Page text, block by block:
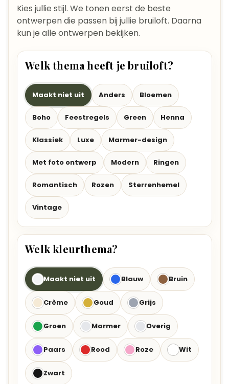
Kies jullie stijl. We tonen eerst de beste
ontwerpen die passen bij jullie bruiloft. Daarna
kun je alle ontwerpen bekijken.
Welk thema heeft je bruiloft?
Maakt niet uit Anders Bloemen
Boho Feestregels Green Henna
Klassiek Luxe Marmer-design
Met foto ontwerp Modern Ringen
Romantisch Rozen Sterrenhemel
Vintage
Welk kleurthema?
Maakt niet uit Blauw Bruin
Crème Goud Grijs
Groen Marmer Overig
Paars Rood Roze Wit
Zwart